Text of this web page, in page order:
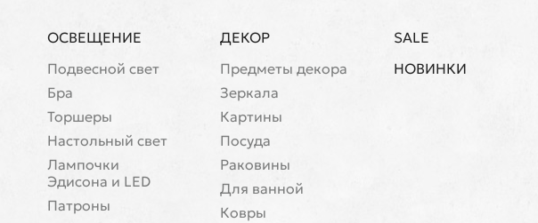
ОСВЕЩЕНИЕ
Подвесной свет
Бра
Торшеры
Настольный свет
Лампочки
Эдисона и LED
Патроны
ДЕКОР
Предметы декора
Зеркала
Картины
Посуда
Раковины
Для ванной
Ковры
SALE
НОВИНКИ